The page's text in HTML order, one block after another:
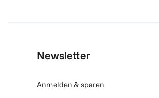
Newsletter
Anmelden & sparen